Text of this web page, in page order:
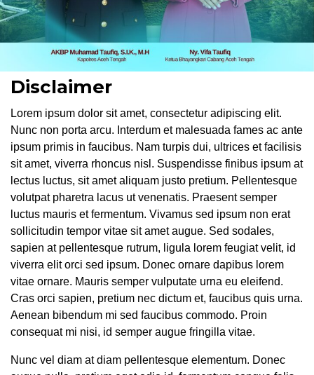
Disclaimer
Lorem ipsum dolor sit amet, consectetur adipiscing elit.
Nunc non porta arcu. Interdum et malesuada fames ac ante
ipsum primis in faucibus. Nam turpis dui, ultrices et facilisis
sit amet, viverra rhoncus nisl. Suspendisse finibus ipsum at
lectus luctus, sit amet aliquam justo pretium. Pellentesque
volutpat pharetra lacus ut venenatis. Praesent semper
luctus mauris et fermentum. Vivamus sed ipsum non erat
sollicitudin tempor vitae sit amet augue. Sed sodales,
sapien at pellentesque rutrum, ligula lorem feugiat velit, id
viverra elit orci sed ipsum. Donec ornare dapibus lorem
vitae ornare. Mauris semper vulputate urna eu eleifend.
Cras orci sapien, pretium nec dictum et, faucibus quis urna.
Aenean bibendum mi sed faucibus commodo. Proin
consequat mi nisi, id semper augue fringilla vitae.
Nunc vel diam at diam pellentesque elementum. Donec